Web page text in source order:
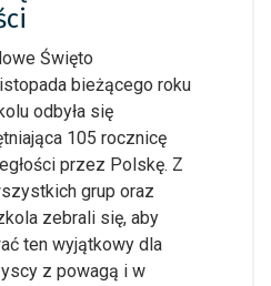
Święto
bieżącego roku
odbyła się
105 rocznicę
przez Polskę. Z
grup oraz
zebrali się, aby
ten wyjątkowy dla
z powagą i w